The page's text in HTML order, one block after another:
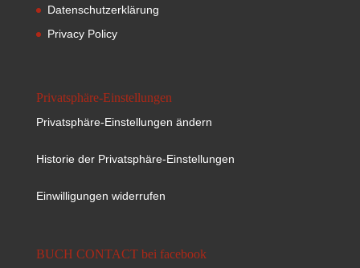
Datenschutzerklärung
Privacy Policy
Privatsphäre-Einstellungen
Privatsphäre-Einstellungen ändern
Historie der Privatsphäre-Einstellungen
Einwilligungen widerrufen
BUCH CONTACT bei facebook